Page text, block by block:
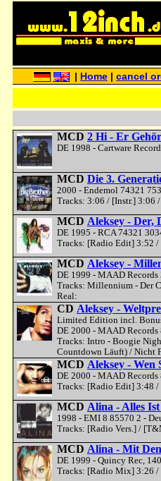
Home |cancel
MCD 2 Hi - Er
DE 1998 - Cartware
MCD Die 3.
2000 - Endemol 74321
Tracks: 3:06 / [Instr.] 3:06
MCD Aleksey - Der,
DE 1995 - RCA 74321
Tracks: [Radio Edit] 3:52 /
MCD Aleksey -
DE 1999 - MAAD
Tracks: Millennium - Der
Real:
CD Aleksey -
Limited Edition incl.
DE 2000 - MAAD
Tracks: Intro - Boogie
Countdown Läuft) / Nicht
MCD Aleksey - Wen
DE 2000 - MAAD
Tracks: [Radio Edit] 3:48
MCD Alina - Alles
1998 - EMI 8 85570 2 -
Tracks: [Radio Vers.] /
MCD Alina - Mit
DE 1999 - Quincy Rec,
Tracks: [Radio Mix] 3:26 /